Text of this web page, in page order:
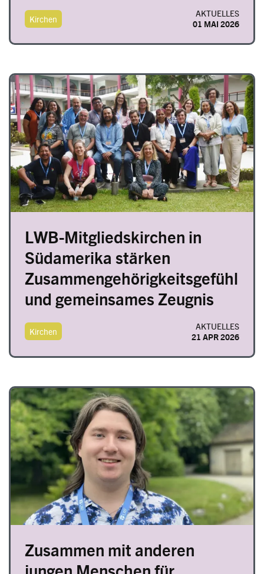
Kirchen
AKTUELLES
01 MAI 2026
Image
LWB-Mitgliedskirchen in
Südamerika stärken
Zusammengehörigkeitsgefühl
und gemeinsames Zeugnis
Kirchen
AKTUELLES
21 APR 2026
Image
Zusammen mit anderen
jungen Menschen für